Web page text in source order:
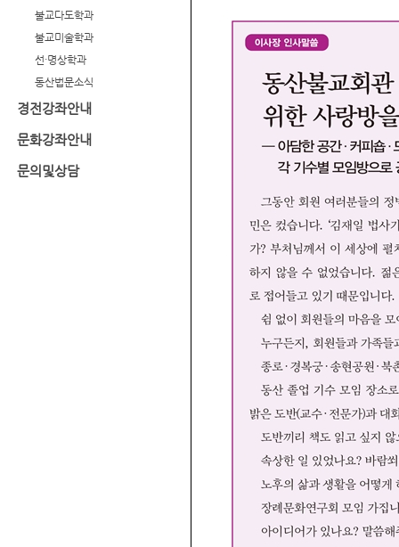
불교다도학과
불교미술학과
선·명상학과
동산법문소식
경전강좌안내
문화강좌안내
문의및상담